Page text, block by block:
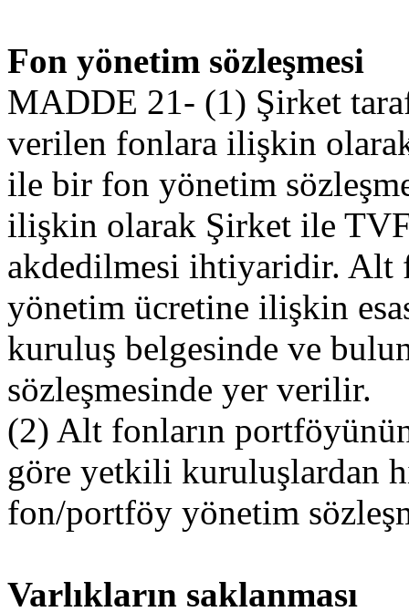
Fon yönetim sözleşmesi
MADDE 21- (1) Şirket
verilen fonlara ilişkin
ile bir fon yönetim
ilişkin olarak Şirket ile TVF
akdedilmesi ihtiyaridir. Alt
yönetim ücretine ilişkin
kuruluş belgesinde ve
sözleşmesinde yer verilir.
(2) Alt fonların
göre yetkili kuruluşlardan
fon/portföy yönetim
Varlıkların saklanması